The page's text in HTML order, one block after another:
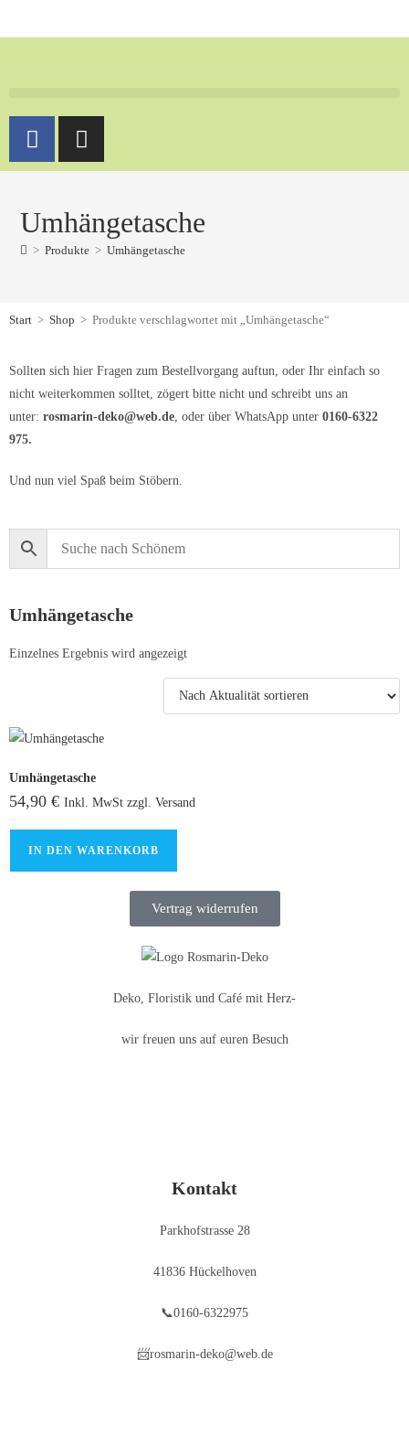
Umhängetasche
> Produkte > Umhängetasche
Start > Shop > Produkte verschlagwortet mit „Umhängetasche“
Sollten sich hier Fragen zum Bestellvorgang auftun, oder Ihr einfach so
nicht weiterkommen solltet, zögert bitte nicht und schreibt uns an
unter: rosmarin-deko@web.de, oder über WhatsApp unter 0160-6322
975.
Und nun viel Spaß beim Stöbern.
Umhängetasche
Einzelnes Ergebnis wird angezeigt
Umhängetasche
54,90 € Inkl. MwSt zzgl. Versand
IN DEN WARENKORB
Vertrag widerrufen
Deko, Floristik und Café mit Herz-
wir freuen uns auf euren Besuch
Kontakt
Parkhofstrasse 28
41836 Hückelhoven
📞0160-6322975
📨rosmarin-deko@web.de